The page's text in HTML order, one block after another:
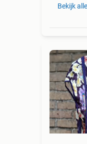
Bekijk